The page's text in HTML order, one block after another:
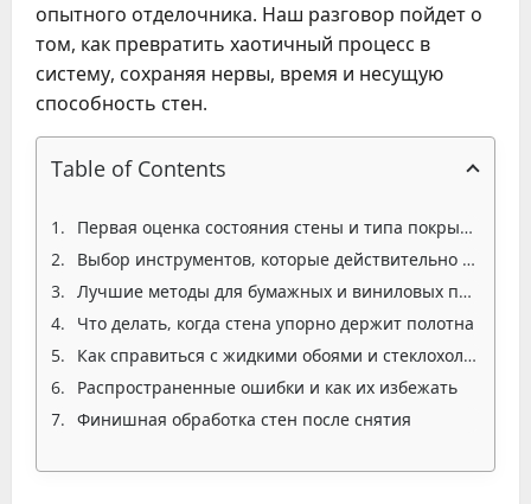
опытного отделочника. Наш разговор пойдет о
том, как превратить хаотичный процесс в
систему, сохраняя нервы, время и несущую
способность стен.
Table of Contents
Первая оценка состояния стены и типа покрытия
Выбор инструментов, которые действительно облегчают работу
Лучшие методы для бумажных и виниловых покрытий
Что делать, когда стена упорно держит полотна
Как справиться с жидкими обоями и стеклохолстом
Распространенные ошибки и как их избежать
Финишная обработка стен после снятия